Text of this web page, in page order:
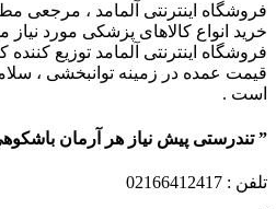
فروشگاه اینترنتی آلمامد ، مرجعی
خرید انواع کالاهای پزشکی مورد
فروشگاه اینترنتی آلمامد توزیع
قیمت عمده در زمینه توانبخشی ،
است .
” تندرستی پیش نیاز هر آرمان
تلفن : 02166412417